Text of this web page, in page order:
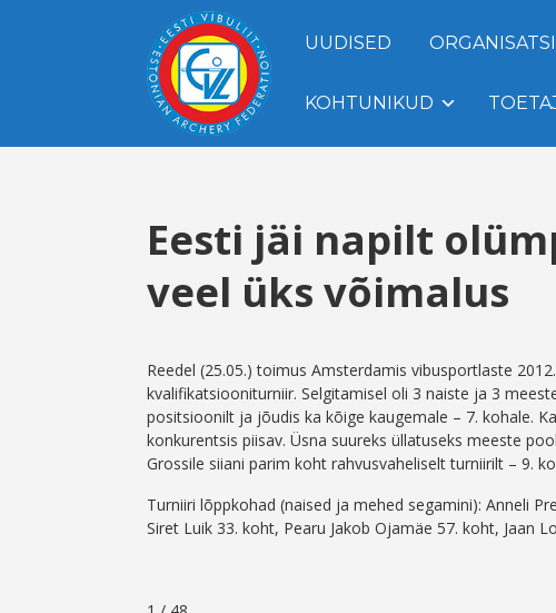
UUDISED
KOHTUNIKUD
Eesti jäi napilt
veel üks võimalus
Reedel (25.05.) toimus Amsterdamis vibusportlaste
kvalifikatsiooniturniir. Selgitamisel oli 3 naiste ja 3
positsioonilt ja jõudis ka kõige kaugemale – 7. kohale.
konkurentsis piisav. Üsna suureks üllatuseks meeste
Grossile siiani parim koht rahvusvaheliselt turniirilt – 9.
Turniiri lõppkohad (naised ja mehed segamini): Anneli
Siret Luik 33. koht, Pearu Jakob Ojamäe 57. koht, Jaan